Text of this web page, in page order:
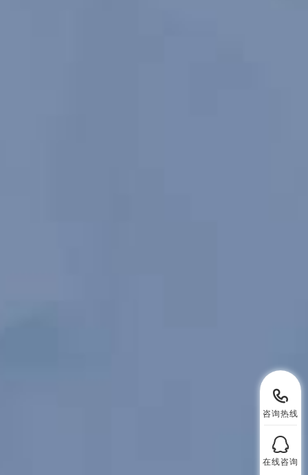
咨询热线
在线咨询